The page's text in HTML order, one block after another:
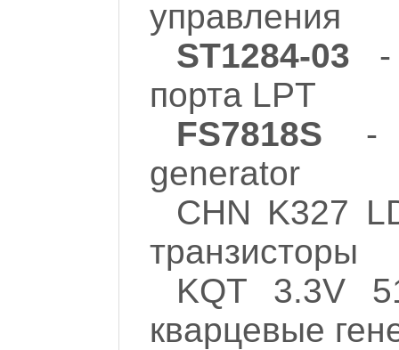
управления
ST1284-03 -
порта LPT
FS7818S -
generator
CHN K327
транзисторы
KQT 3.3V
кварцевые